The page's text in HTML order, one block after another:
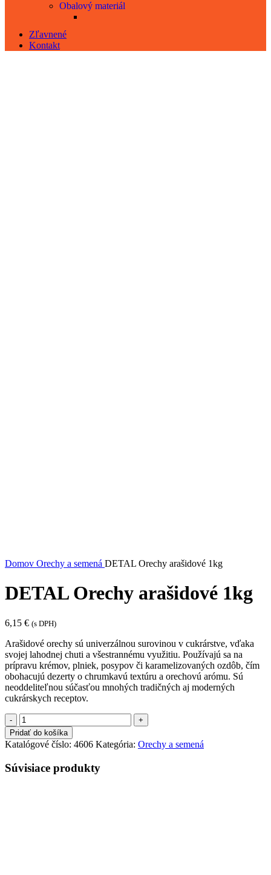
Obalový materiál
Zľavnené
Kontakt
Domov Orechy a semená DETAL Orechy arašidové 1kg
DETAL Orechy arašidové 1kg
6,15 € (s DPH)
Arašidové orechy sú univerzálnou surovinou v cukrárstve, vďaka
svojej lahodnej chuti a všestrannému využitiu. Používajú sa na
prípravu krémov, plniek, posypov či karamelizovaných ozdôb, čím
obohacujú dezerty o chrumkavú textúru a orechovú arómu. Sú
neoddeliteľnou súčasťou mnohých tradičných aj moderných
cukrárskych receptov.
Pridať do košíka
Katalógové číslo: 4606 Kategória: Orechy a semená
Súvisiace produkty